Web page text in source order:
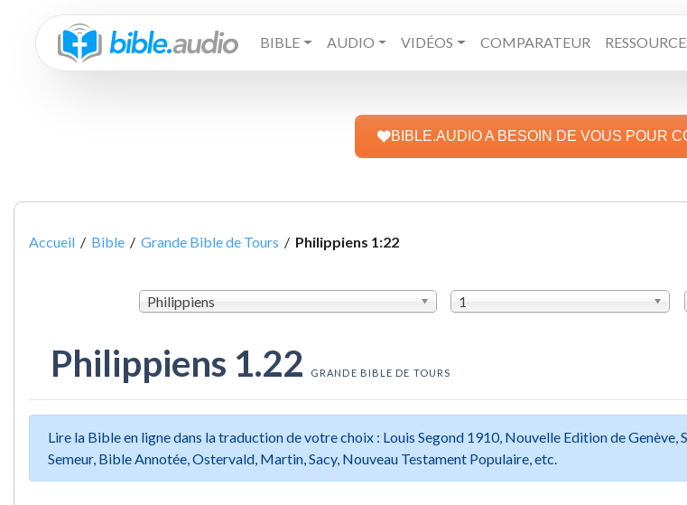
BIBLE AUDIO VIDÉOS COMPARATEUR
BIBLE.AUDIO A BESOIN DE VOUS POUR
Accueil / Bible / Grande Bible de Tours / Philippiens 1:22
Philippiens 1
Philippiens 1.22 GRANDE BIBLE DE TOURS
Lire la Bible en ligne dans la traduction de votre choix : Louis Segond 1910, Nouvelle Edition de Genève,
Semeur, Bible Annotée, Ostervald, Martin, Sacy, Nouveau Testament Populaire, etc.